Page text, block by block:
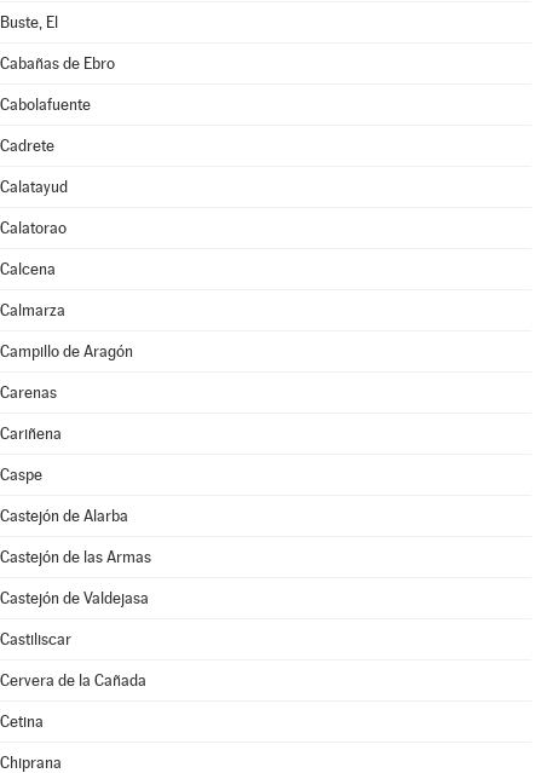
Buste, El
Cabañas de Ebro
Cabolafuente
Cadrete
Calatayud
Calatorao
Calcena
Calmarza
Campillo de Aragón
Carenas
Cariñena
Caspe
Castejón de Alarba
Castejón de las Armas
Castejón de Valdejasa
Castiliscar
Cervera de la Cañada
Cetina
Chiprana